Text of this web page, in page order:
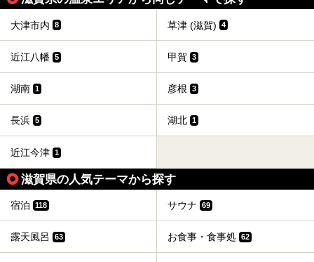
大津市内 8 草津 (滋賀) 4
近江八幡 5 甲賀 3
湖南 1 彦根 3
長浜 5 湖北 1
近江今津 1
滋賀県の人気テーマから探す
宿泊 118 サウナ 69
露天風呂 63 お食事・食事処 62